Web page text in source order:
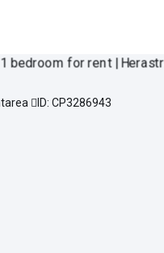
ID: CP3286943